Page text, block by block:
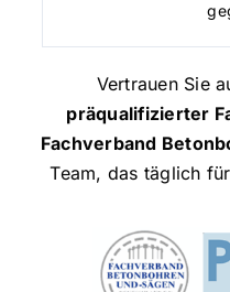
Vertrauen Sie
präqualifizierter
Fachverband
Team, das täglich